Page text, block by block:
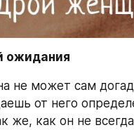
ожидания
не может сам
от него
же, как он не